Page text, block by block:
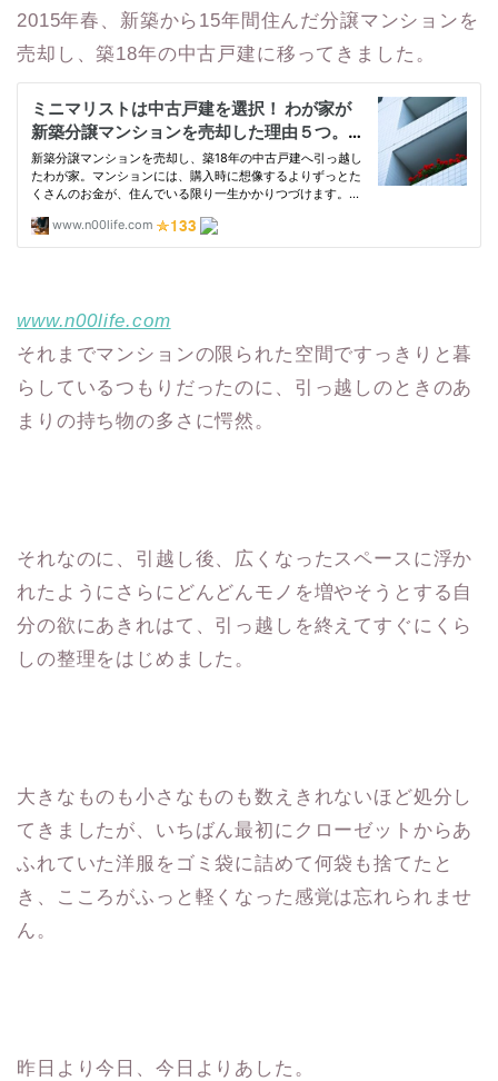
2015年春、新築から15年間住んだ分譲マンションを
売却し、築18年の中古戸建に移ってきました。
www.n00life.com
それまでマンションの限られた空間ですっきりと暮
らしているつもりだったのに、引っ越しのときのあ
まりの持ち物の多さに愕然。
それなのに、引越し後、広くなったスペースに浮か
れたようにさらにどんどんモノを増やそうとする自
分の欲にあきれはて、引っ越しを終えてすぐにくら
しの整理をはじめました。
大きなものも小さなものも数えきれないほど処分し
てきましたが、いちばん最初にクローゼットからあ
ふれていた洋服をゴミ袋に詰めて何袋も捨てたと
き、こころがふっと軽くなった感覚は忘れられませ
ん。
昨日より今日、今日よりあした。